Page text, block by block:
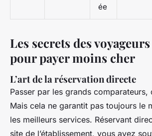
ée
Les secrets des
pour payer moins cher
L’art de la réservation directe
Passer par les grands comparateurs,
Mais cela ne garantit pas toujours le
les meilleurs services. Réservant
site de l’établissement, vous avez